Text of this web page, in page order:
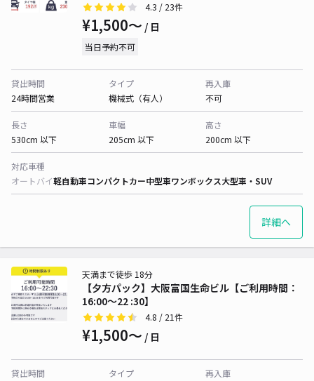
4.3 / 23件
¥1,500〜 / 日
当日予約不可
貸出時間
24時間営業
タイプ
機械式（有人）
再入庫
不可
長さ
530cm 以下
車幅
205cm 以下
高さ
200cm 以下
対応車種
オートバイ軽自動車コンパクトカー中型車ワンボックス大型車・SUV
詳細へ
【夕方パック】大阪富国生命ビル【ご利用時間：
16:00～22 :30】
天満まで徒歩 18分
4.8 / 21件
¥1,500〜 / 日
貸出時間
タイプ
再入庫